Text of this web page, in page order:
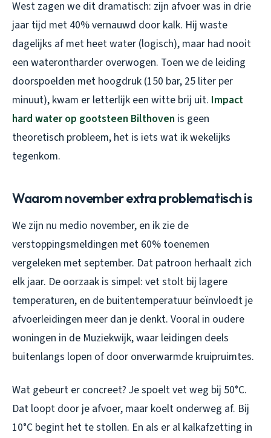
West zagen we dit dramatisch: zijn afvoer was in drie
jaar tijd met 40% vernauwd door kalk. Hij waste
dagelijks af met heet water (logisch), maar had nooit
een waterontharder overwogen. Toen we de leiding
doorspoelden met hoogdruk (150 bar, 25 liter per
minuut), kwam er letterlijk een witte brij uit. Impact
hard water op gootsteen Bilthoven is geen
theoretisch probleem, het is iets wat ik wekelijks
tegenkom.
Waarom november extra problematisch is
We zijn nu medio november, en ik zie de
verstoppingsmeldingen met 60% toenemen
vergeleken met september. Dat patroon herhaalt zich
elk jaar. De oorzaak is simpel: vet stolt bij lagere
temperaturen, en de buitentemperatuur beïnvloedt je
afvoerleidingen meer dan je denkt. Vooral in oudere
woningen in de Muziekwijk, waar leidingen deels
buitenlangs lopen of door onverwarmde kruipruimtes.
Wat gebeurt er concreet? Je spoelt vet weg bij 50°C.
Dat loopt door je afvoer, maar koelt onderweg af. Bij
10°C begint het te stollen. En als er al kalkafzetting in